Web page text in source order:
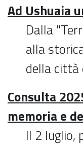
Ad Ushuaia
Dalla
alla
della città
Consulta
memoria e
Il 2 luglio,